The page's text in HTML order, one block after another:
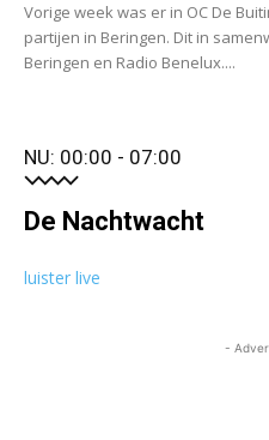
Vorige week was er in OC De
partijen in Beringen. Dit in
Beringen en Radio Benelux....
NU: 00:00 - 07:00
De Nachtwacht
luister live
-